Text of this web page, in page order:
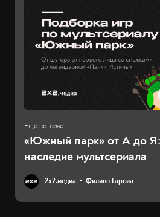
«Южный парк» от А до
наследие мультсериала
2х2.медиа Филипп Гарсиа